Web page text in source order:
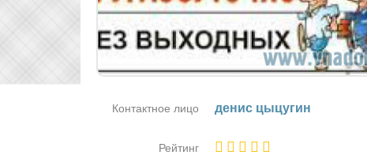
Контактное лицо де­нис цы­цу­гин
Рейтинг